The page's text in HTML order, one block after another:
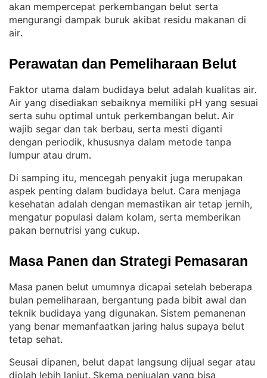
akan mempercepat perkembangan belut serta
mengurangi dampak buruk akibat residu makanan di
air.
Perawatan dan Pemeliharaan Belut
Faktor utama dalam budidaya belut adalah kualitas air
Air yang disediakan sebaiknya memiliki pH yang sesuai
serta suhu optimal untuk perkembangan belut. Air
wajib segar dan tak berbau, serta mesti diganti
dengan periodik, khususnya dalam metode tanpa
lumpur atau drum.
Di samping itu, mencegah penyakit juga merupakan
aspek penting dalam budidaya belut. Cara menjaga
kesehatan adalah dengan memastikan air tetap jernih,
mengatur populasi dalam kolam, serta memberikan
pakan bernutrisi yang cukup.
Masa Panen dan Strategi Pemasaran
Masa panen belut umumnya dicapai setelah beberapa
bulan pemeliharaan, bergantung pada bibit awal dan
teknik budidaya yang digunakan. Sistem pemanenan
yang benar memanfaatkan jaring halus supaya belut
tetap sehat.
Seusai dipanen, belut dapat langsung dijual segar atau
diolah lebih lanjut. Skema penjualan yang bisa